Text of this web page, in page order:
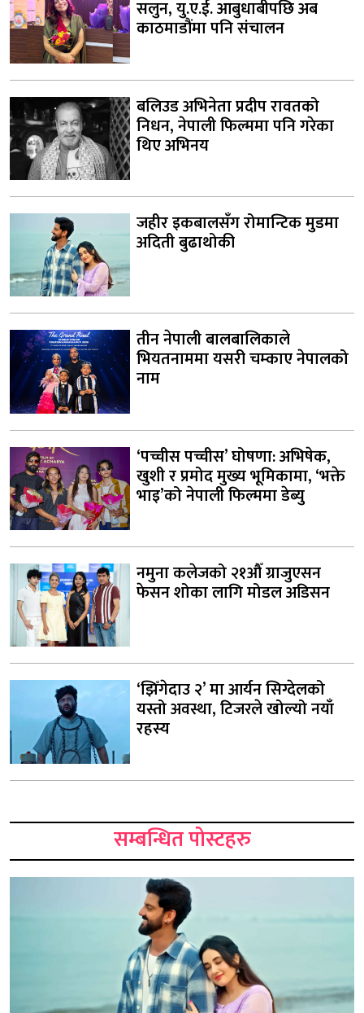
सलुन, यु.ए.ई. आबुधाबीपछि अब
काठमाडौंमा पनि संचालन
बलिउड अभिनेता प्रदीप रावतको
निधन, नेपाली फिल्ममा पनि गरेका
थिए अभिनय
जहीर इकबालसँग रोमान्टिक मुडमा
अदिती बुढाथोकी
तीन नेपाली बालबालिकाले
भियतनाममा यसरी चम्काए नेपालको
नाम
‘पच्चीस पच्चीस’ घोषणा: अभिषेक,
खुशी र प्रमोद मुख्य भूमिकामा, ‘भक्ते
भाइ’को नेपाली फिल्ममा डेब्यु
नमुना कलेजको २१औँ ग्राजुएसन
फेसन शोका लागि मोडल अडिसन
‘झिँगेदाउ २’ मा आर्यन सिग्देलको
यस्तो अवस्था, टिजरले खोल्यो नयाँ
रहस्य
सम्बन्धित पोस्टहरु